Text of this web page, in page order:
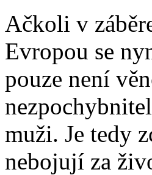
Ačkoli v
Evropou se
pouze není
muži. Je tedy
nebojují za